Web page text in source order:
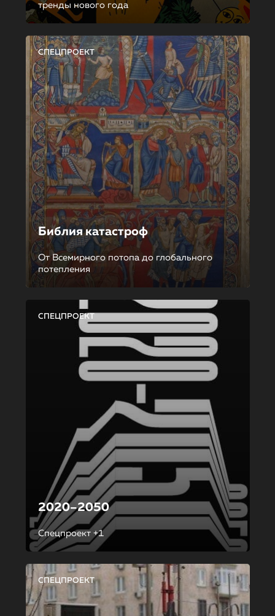
тренды нового года
СПЕЦПРОЕКТ
Библия катастроф
От Всемирного потопа до глобального
потепления
СПЕЦПРОЕКТ
2020–2050
Спецпроект +1
СПЕЦПРОЕКТ